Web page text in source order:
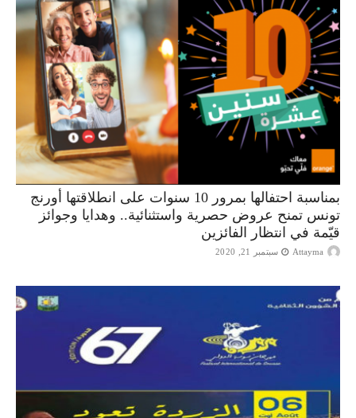
بمناسبة احتفالها بمرور 10 سنوات على انطلاقتها أورنج
تونس تمنح عروض حصرية واستثنائية.. وهدايا وجوائز
قيّمة في انتظار الفائزين
Attayma سبتمبر 21, 2020